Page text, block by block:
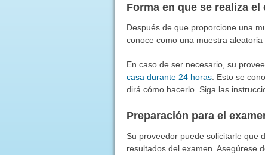
Forma en que se realiza el
Después de que proporcione una
conoce como una muestra aleatoria
En caso de ser necesario, su
casa durante 24 horas. Esto se
dirá cómo hacerlo. Siga las
Preparación para el
Su proveedor puede solicitarle que
resultados del examen. Asegúrese